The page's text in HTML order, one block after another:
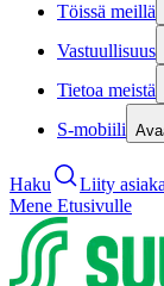
Töissä meillä
Vastuullisuus
Tietoa meistä
S-mobiili
Haku
Liity
Mene Etusivulle